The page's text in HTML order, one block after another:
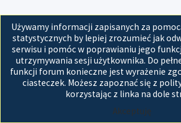
Używamy informacji zapisanych za
statystycznych by lepiej zrozumieć jak
serwisu i pomóc w poprawianiu jego
utrzymywania sesji użytkownika. Do
funkcji forum konieczne jest wyrażenie
ciasteczek. Możesz zapoznać się z
korzystając z linka na dole
Akceptuję